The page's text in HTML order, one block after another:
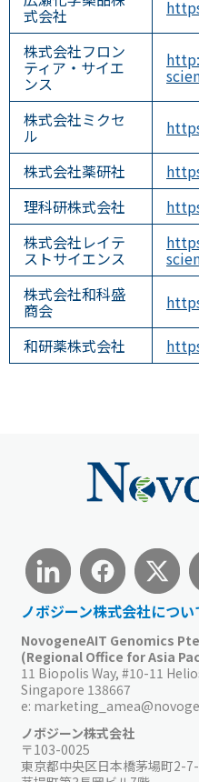
式会社
株式会社フロン
ティア・サイエ
ンス
株式会社ミクセ
ル
株式会社薬研社
理科研株式会社
株式会社レイテ
ストサイエンス
株式会社和科盛
商会
和研薬株式会社
ノボジーン株式会社につい
NovogeneAIT Genomics
(Regional Office for Asia
11 Biopolis Way, #10-11
Singapore 138667
e:
ノボジーン株式会社
〒103-0025
東京都中央区日本橋茅場町2-